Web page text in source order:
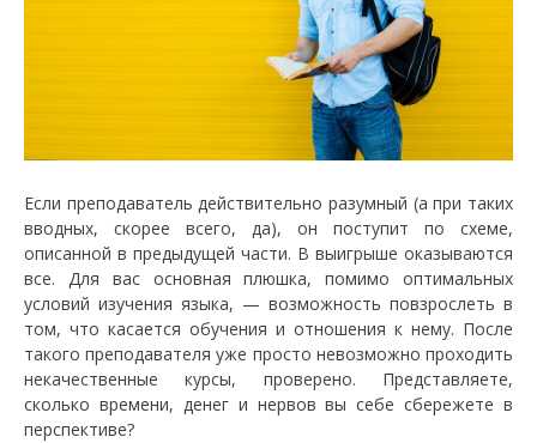
Если преподаватель действительно разумный (а при таких
вводных, скорее всего, да), он поступит по схеме,
описанной в предыдущей части. В выигрыше оказываются
все. Для вас основная плюшка, помимо оптимальных
условий изучения языка, — возможность повзрослеть в
том, что касается обучения и отношения к нему. После
такого преподавателя уже просто невозможно проходить
некачественные курсы, проверено. Представляете,
сколько времени, денег и нервов вы себе сбережете в
перспективе?